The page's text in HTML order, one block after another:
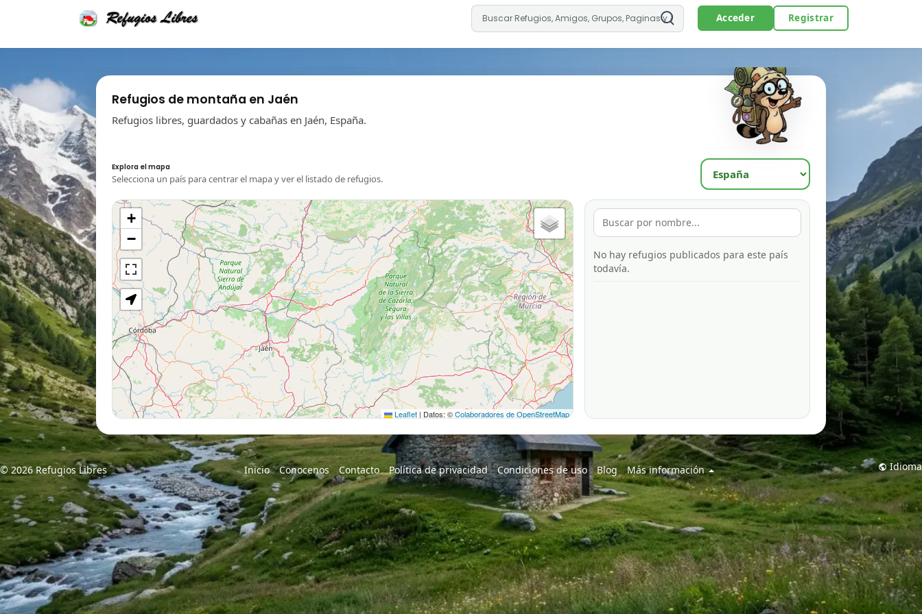
Acceder Registrar
Refugios de montaña en Jaén
Refugios libres, guardados y cabañas en Jaén, España.
Explora el mapa
Selecciona un país para centrar el mapa y ver el listado de refugios.
+
−
Leaflet | Datos: ©Colaboradores de OpenStreetMap
No hay refugios publicados para este país
todavía.
© 2026 Refugios Libres Inicio Conocenos Contacto Política de privacidad Condiciones de uso Blog Más información Idioma